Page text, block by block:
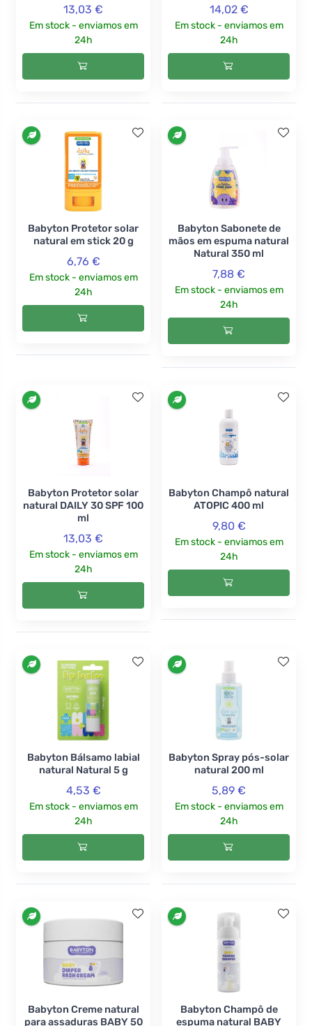
13,03 €
Em stock - enviamos em
24h
14,02 €
Em stock - enviamos em
24h
Babyton Protetor solar
natural em stick 20 g
6,76 €
Em stock - enviamos em
24h
Babyton Sabonete de
mãos em espuma natural
Natural 350 ml
7,88 €
Em stock - enviamos em
24h
Babyton Protetor solar
natural DAILY 30 SPF 100
ml
13,03 €
Em stock - enviamos em
24h
Babyton Champô natural
ATOPIC 400 ml
9,80 €
Em stock - enviamos em
24h
Babyton Bálsamo labial
natural Natural 5 g
4,53 €
Em stock - enviamos em
24h
Babyton Spray pós-solar
natural 200 ml
5,89 €
Em stock - enviamos em
24h
Babyton Creme natural
para assaduras BABY 50
Babyton Champô de
espuma natural BABY